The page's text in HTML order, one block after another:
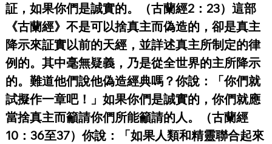
証，如果你們是誠實的。（古蘭經2：23）這部
《古蘭經》不是可以捨真主而偽造的，卻是真主
降示來証實以前的天經，並詳述真主所制定的律
例的。其中毫無疑義，乃是從全世界的主所降示
的。難道他們說他偽造經典嗎？你說：「你們就
試擬作一章吧！」如果你們是誠實的，你們就應
當捨真主而籲請你們所能籲請的人。（古蘭經
10：36至37）你說：「如果人類和精靈聯合起來